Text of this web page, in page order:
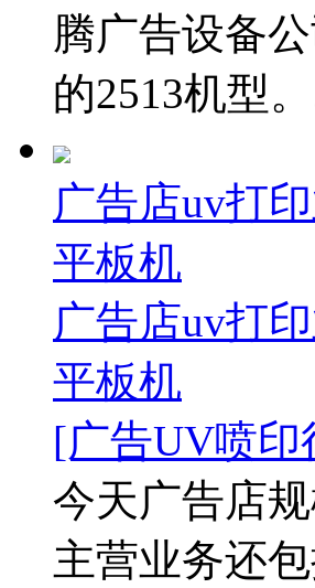
腾广告设备
的2513机型
广告店uv打
平板机
广告店uv打
平板机
[广告UV喷印
今天广告店
主营业务还